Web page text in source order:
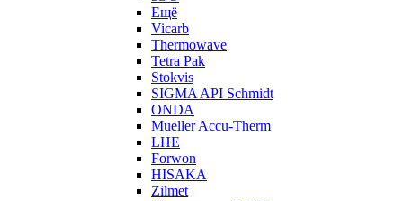
Ещё
Vicarb
Thermowave
Tetra Pak
Stokvis
SIGMA API Schmidt
ONDA
Mueller Accu-Therm
LHE
Forwon
HISAKA
Zilmet